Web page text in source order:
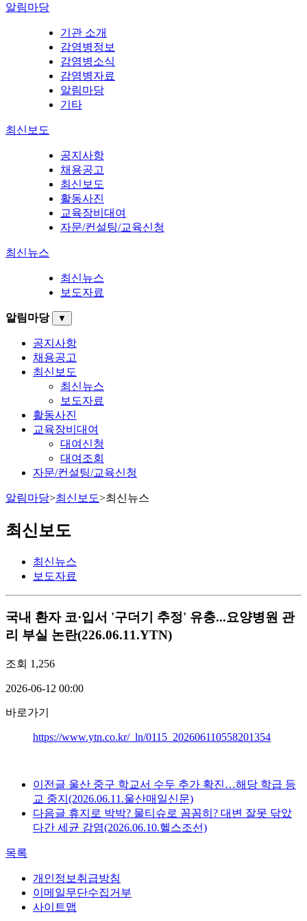
알림마당
기관 소개
감염병정보
감염병소식
감염병자료
알림마당
기타
최신보도
공지사항
채용공고
최신보도
활동사진
교육장비대여
자문/컨설팅/교육신청
최신뉴스
최신뉴스
보도자료
알림마당 ▼
공지사항
채용공고
최신보도
최신뉴스
보도자료
활동사진
교육장비대여
대여신청
대여조회
자문/컨설팅/교육신청
알림마당>최신보도>최신뉴스
최신보도
최신뉴스
보도자료
국내 환자 코·입서 '구더기 추정' 유충...요양병원 관
리 부실 논란(226.06.11.YTN)
조회 1,256
2026-06-12 00:00
바로가기
https://www.ytn.co.kr/_ln/0115_202606110558201354
이전글 울산 중구 학교서 수두 추가 확진…해당 학급 등
교 중지(2026.06.11.울산매일신문)
다음글 휴지로 박박? 물티슈로 꼼꼼히? 대변 잘못 닦았
다간 세균 감염(2026.06.10.헬스조선)
목록
개인정보취급방침
이메일무단수집거부
사이트맵